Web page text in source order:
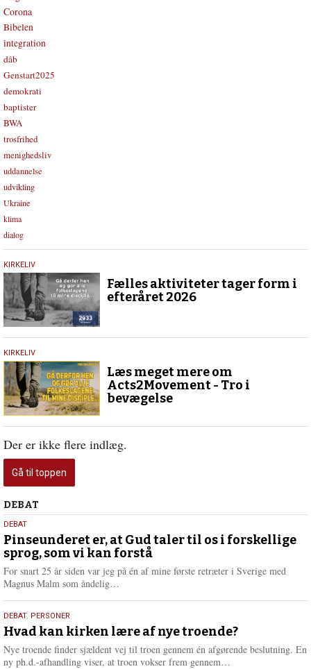
Corona
Bibelen
integration
dåb
Genstart2025
demokrati
baptister
BWA
trosfrihed
menighedsliv
uddannelse
udvikling
Ukraine
klima
dialog
25.
maj
2026
KIRKELIV
Fælles aktiviteter tager form i
efteråret 2026
15.
maj
2026
KIRKELIV
Læs meget mere om
Acts2Movement - Tro i
bevægelse
Der er ikke flere indlæg.
Gå til toppen
Debat
DEBAT
5.
august
2026
DEBAT
Pinseunderet er, at Gud taler til os i forskellige
sprog, som vi kan forstå
For snart 25 år siden var jeg på én af mine første retræter i Sverige med
Magnus Malm som åndelig…
e
e
25.
juli
2026
DEBAT, PERSONER
Hvad kan kirken lære af nye troende?
Nye troende finder sjældent vej til troen gennem én afgørende beslutning. En
ny ph.d.-afhandling viser, at troen vokser frem gennem…